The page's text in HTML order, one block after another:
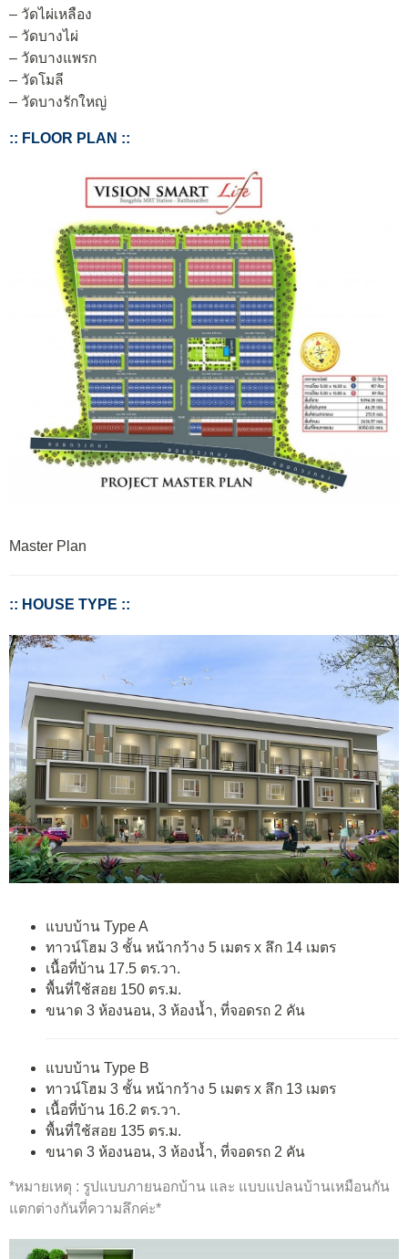
– วัดไผ่เหลือง
– วัดบางไผ่
– วัดบางแพรก
– วัดโมลี
– วัดบางรักใหญ่
:: FLOOR PLAN ::
Master Plan
:: HOUSE TYPE ::
แบบบ้าน Type A
ทาวน์โฮม 3 ชั้น หน้ากว้าง 5 เมตร x ลึก 14 เมตร
เนื้อที่บ้าน 17.5 ตร.วา.
พื้นที่ใช้สอย 150 ตร.ม.
ขนาด 3 ห้องนอน, 3 ห้องน้ำ, ที่จอดรถ 2 คัน
แบบบ้าน Type B
ทาวน์โฮม 3 ชั้น หน้ากว้าง 5 เมตร x ลึก 13 เมตร
เนื้อที่บ้าน 16.2 ตร.วา.
พื้นที่ใช้สอย 135 ตร.ม.
ขนาด 3 ห้องนอน, 3 ห้องน้ำ, ที่จอดรถ 2 คัน
*หมายเหตุ : รูปแบบภายนอกบ้าน และ แบบแปลนบ้านเหมือนกัน
แตกต่างกันที่ความลึกค่ะ*